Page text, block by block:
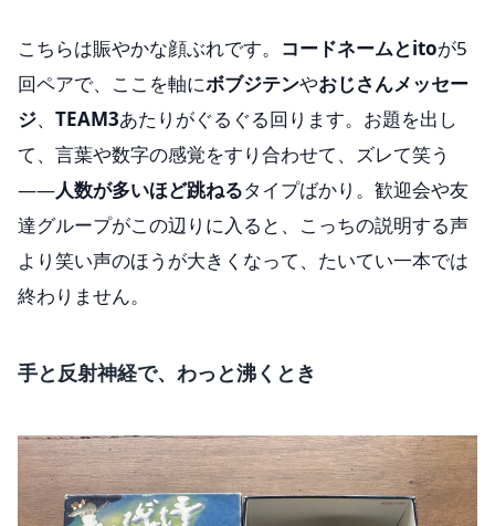
こちらは賑やかな顔ぶれです。 コードネームとitoが5
回ペアで、ここを軸にボブジテンやおじさんメッセー
ジ、 TEAM3あたりがぐるぐる回ります。お題を出し
て、言葉や数字の感覚をすり合わせて、ズレて笑う
——人数が多いほど跳ねるタイプばかり。歓迎会や友
達グループがこの辺りに入ると、こっちの説明する声
より笑い声のほうが大きくなって、たいてい一本では
終わりません。
手と反射神経で、わっと沸くとき